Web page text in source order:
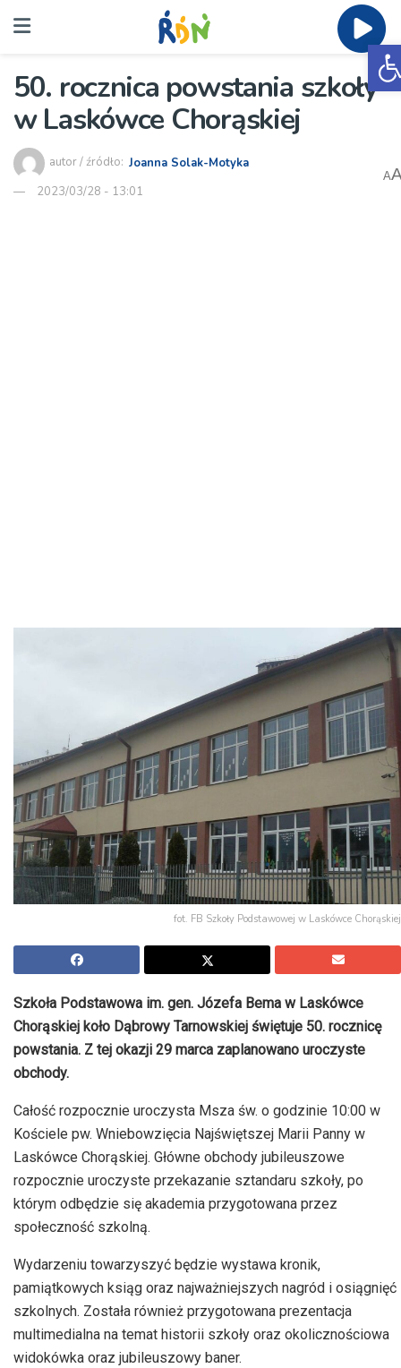
50. rocznica powstania szkoły
w Laskówce Chorąskiej
autor / źródło: Joanna Solak-Motyka
2023/03/28 - 13:01
A
fot. FB Szkoły Podstawowej w Laskówce Chorąskiej
Szkoła Podstawowa im. gen. Józefa Bema w Laskówce
Chorąskiej koło Dąbrowy Tarnowskiej świętuje 50. rocznicę
powstania. Z tej okazji 29 marca zaplanowano uroczyste
obchody.
Całość rozpocznie uroczysta Msza św. o godzinie 10:00 w
Kościele pw. Wniebowzięcia Najświętszej Marii Panny w
Laskówce Chorąskiej. Główne obchody jubileuszowe
rozpocznie uroczyste przekazanie sztandaru szkoły, po
którym odbędzie się akademia przygotowana przez
społeczność szkolną.
Wydarzeniu towarzyszyć będzie wystawa kronik,
pamiątkowych ksiąg oraz najważniejszych nagród i osiągnięć
szkolnych. Została również przygotowana prezentacja
multimedialna na temat historii szkoły oraz okolicznościowa
widokówka oraz jubileuszowy baner.